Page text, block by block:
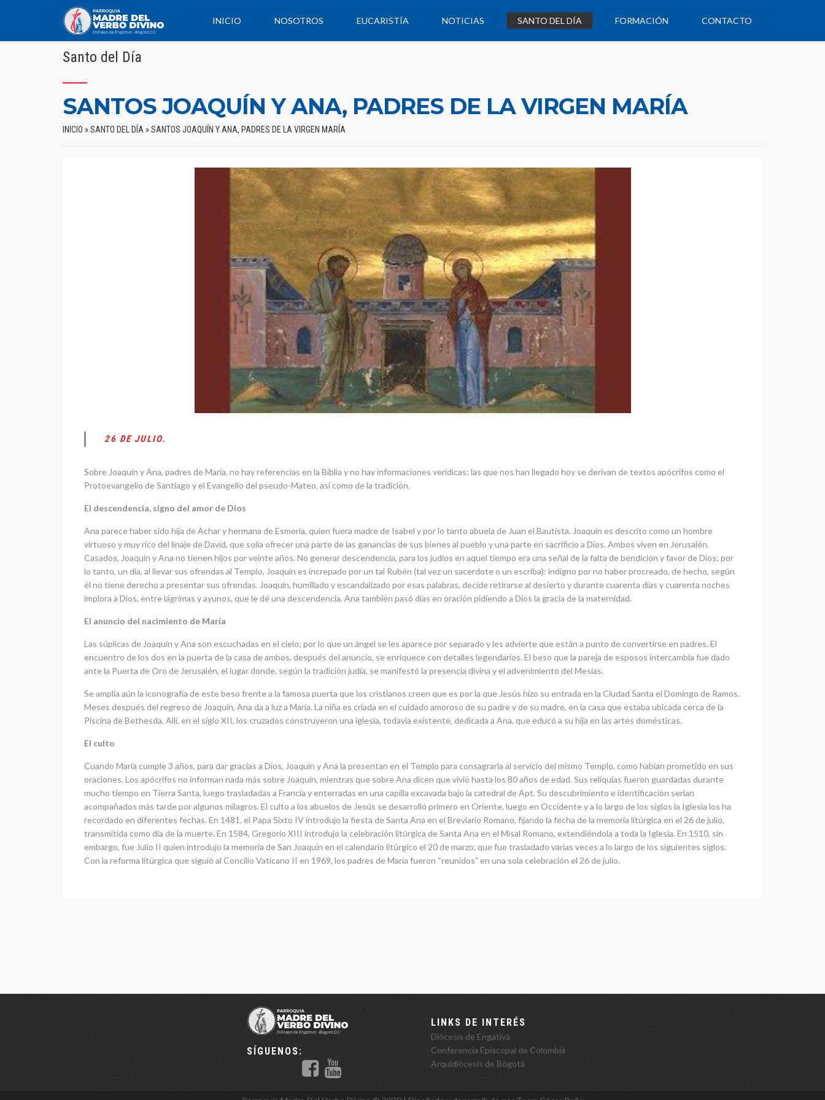
INICIO NOSOTROS EUCARISTÍA NOTICIAS SANTO DEL DÍA FORMACIÓN CONTACTO
Santo del Día
SANTOS JOAQUÍN Y ANA, PADRES DE LA VIRGEN MARÍA
INICIO »SANTO DEL DÍA »SANTOS JOAQUÍN Y ANA, PADRES DE LA VIRGEN MARÍA
26 DE JULIO.
Sobre Joaquín y Ana, padres de María, no hay referencias en la Biblia y no hay informaciones verídicas; las que nos han llegado hoy se derivan de textos apócrifos como el
Protoevangelio de Santiago y el Evangelio del pseudo-Mateo, así como de la tradición.
El descendencia, signo del amor de Dios
Ana parece haber sido hija de Achar y hermana de Esmeria, quien fuera madre de Isabel y por lo tanto abuela de Juan el Bautista. Joaquín es descrito como un hombre
virtuoso y muy rico del linaje de David, que solía ofrecer una parte de las ganancias de sus bienes al pueblo y una parte en sacrificio a Dios. Ambos viven en Jerusalén.
Casados, Joaquín y Ana no tienen hijos por veinte años. No generar descendencia, para los judíos en aquel tiempo era una señal de la falta de bendición y favor de Dios; por
lo tanto, un día, al llevar sus ofrendas al Templo, Joaquín es increpado por un tal Rubén (tal vez un sacerdote o un escriba): indigno por no haber procreado, de hecho, según
él no tiene derecho a presentar sus ofrendas. Joaquín, humillado y escandalizado por esas palabras, decide retirarse al desierto y durante cuarenta días y cuarenta noches
implora a Dios, entre lágrimas y ayunos, que le dé una descendencia. Ana también pasó días en oración pidiendo a Dios la gracia de la maternidad.
El anuncio del nacimiento de María
Las súplicas de Joaquín y Ana son escuchadas en el cielo; por lo que un ángel se les aparece por separado y les advierte que están a punto de convertirse en padres. El
encuentro de los dos en la puerta de la casa de ambos, después del anuncio, se enriquece con detalles legendarios. El beso que la pareja de esposos intercambia fue dado
ante la Puerta de Oro de Jerusalén, el lugar donde, según la tradición judía, se manifestó la presencia divina y el advenimiento del Mesías.
Se amplía aún la iconografía de este beso frente a la famosa puerta que los cristianos creen que es por la que Jesús hizo su entrada en la Ciudad Santa el Domingo de Ramos.
Meses después del regreso de Joaquín, Ana da a luz a María. La niña es criada en el cuidado amoroso de su padre y de su madre, en la casa que estaba ubicada cerca de la
Piscina de Bethesda. Allí, en el siglo XII, los cruzados construyeron una iglesia, todavía existente, dedicada a Ana, que educó a su hija en las artes domésticas.
El culto
Cuando María cumple 3 años, para dar gracias a Dios, Joaquín y Ana la presentan en el Templo para consagrarla al servicio del mismo Templo, como habían prometido en sus
oraciones. Los apócrifos no informan nada más sobre Joaquín, mientras que sobre Ana dicen que vivió hasta los 80 años de edad. Sus reliquias fueron guardadas durante
mucho tiempo en Tierra Santa, luego trasladadas a Francia y enterradas en una capilla excavada bajo la catedral de Apt. Su descubrimiento e identificación serían
acompañados más tarde por algunos milagros. El culto a los abuelos de Jesús se desarrolló primero en Oriente, luego en Occidente y a lo largo de los siglos la Iglesia los ha
recordado en diferentes fechas. En 1481, el Papa Sixto IV introdujo la fiesta de Santa Ana en el Breviario Romano, fijando la fecha de la memoria litúrgica en el 26 de julio,
transmitida como día de la muerte. En 1584, Gregorio XIII introdujo la celebración litúrgica de Santa Ana en el Misal Romano, extendiéndola a toda la Iglesia. En 1510, sin
embargo, fue Julio II quien introdujo la memoria de San Joaquín en el calendario litúrgico el 20 de marzo, que fue trasladado varias veces a lo largo de los siguientes siglos.
Con la reforma litúrgica que siguió al Concilio Vaticano II en 1969, los padres de María fueron “reunidos” en una sola celebración el 26 de julio.
SÍGUENOS:
LINKS DE INTERÉS
Diócesis de Engativá
Conferencia Episcopal de Colombia
Arquidiócesis de Bogotá